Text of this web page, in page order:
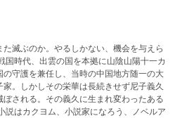
た滅ぶのか。やるしかない、機会を与えら
の守護を兼任し、当時の中国地方随一の大
家。しかしその栄華は長続きせず尼子義久
ぼされる。その義久に生まれ変わったある